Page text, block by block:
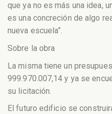
que ya no es más una idea,
es una concreción de algo
nueva escuela”.
Sobre la obra
La misma tiene un
999.970.007,14 y ya se
su licitación.
El futuro edificio se